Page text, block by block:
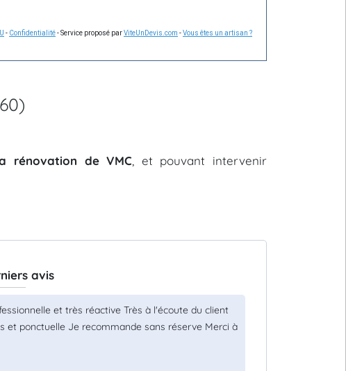
- Confidentialité- Service proposé parViteUnDevis.com -Vous êtes un artisan ?
rénovation de VMC , et pouvant intervenir
avis
et très réactive Très à l'écoute du client
et ponctuelle Je recommande sans réserve Merci à